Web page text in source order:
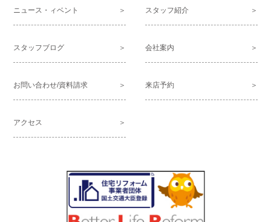
ニュース・ィベント スタッフ紹介
スタッフブログ 会社案内
お問い合わせ/資料請求 来店予約
アクセス